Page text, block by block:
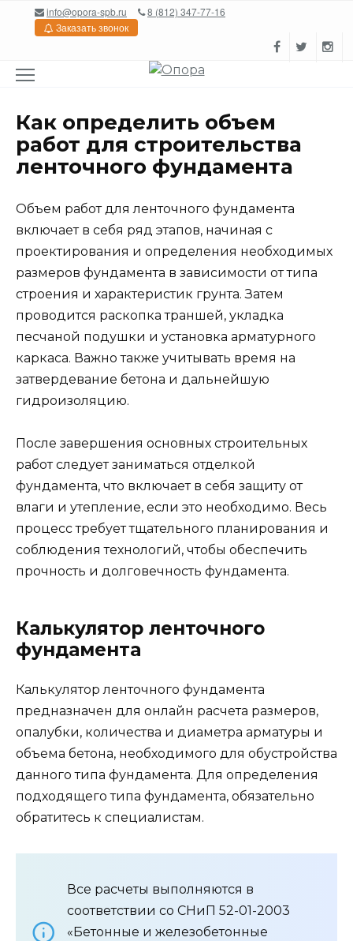
Перейтиinfo@opora-spb.ru
8 (812) 347-77-16
Заказать звонок
Как определить объем
работ для строительства
ленточного фундамента
Объем работ для ленточного фундамента
включает в себя ряд этапов, начиная с
проектирования и определения необходимых
размеров фундамента в зависимости от типа
строения и характеристик грунта. Затем
проводится раскопка траншей, укладка
песчаной подушки и установка арматурного
каркаса. Важно также учитывать время на
затвердевание бетона и дальнейшую
гидроизоляцию.
После завершения основных строительных
работ следует заниматься отделкой
фундамента, что включает в себя защиту от
влаги и утепление, если это необходимо. Весь
процесс требует тщательного планирования и
соблюдения технологий, чтобы обеспечить
прочность и долговечность фундамента.
Калькулятор ленточного
фундамента
Калькулятор ленточного фундамента
предназначен для онлайн расчета размеров,
опалубки, количества и диаметра арматуры и
объема бетона, необходимого для обустройства
данного типа фундамента. Для определения
подходящего типа фундамента, обязательно
обратитесь к специалистам.
Все расчеты выполняются в
соответствии со СНиП 52-01-2003
«Бетонные и железобетонные